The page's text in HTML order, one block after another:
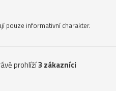
pouze informativní charakter.
prohlíží3 zákazníci